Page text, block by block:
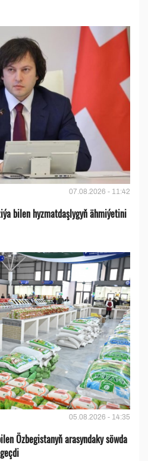
07.08.2026 - 11:42
bilen hyzmatdaşlygyň ähmiýetini
05.08.2026 - 14:35
Özbegistanyň arasyndaky söwda